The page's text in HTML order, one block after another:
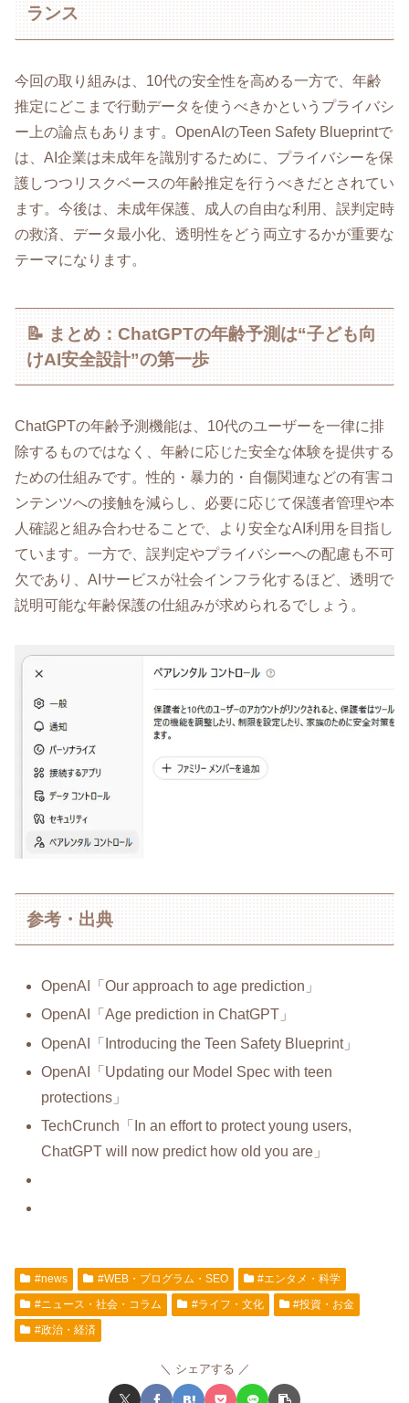
ランス
今回の取り組みは、10代の安全性を高める一方で、年齢
推定にどこまで行動データを使うべきかというプライバシ
ー上の論点もあります。OpenAIのTeen Safety Blueprintで
は、AI企業は未成年を識別するために、プライバシーを保
護しつつリスクベースの年齢推定を行うべきだとされてい
ます。今後は、未成年保護、成人の自由な利用、誤判定時
の救済、データ最小化、透明性をどう両立するかが重要な
テーマになります。
📝 まとめ：ChatGPTの年齢予測は“子ども向
けAI安全設計”の第一歩
ChatGPTの年齢予測機能は、10代のユーザーを一律に排
除するものではなく、年齢に応じた安全な体験を提供する
ための仕組みです。性的・暴力的・自傷関連などの有害コ
ンテンツへの接触を減らし、必要に応じて保護者管理や本
人確認と組み合わせることで、より安全なAI利用を目指し
ています。一方で、誤判定やプライバシーへの配慮も不可
欠であり、AIサービスが社会インフラ化するほど、透明で
説明可能な年齢保護の仕組みが求められるでしょう。
参考・出典
OpenAI「Our approach to age prediction」
OpenAI「Age prediction in ChatGPT」
OpenAI「Introducing the Teen Safety Blueprint」
OpenAI「Updating our Model Spec with teen
protections」
TechCrunch「In an effort to protect young users,
ChatGPT will now predict how old you are」
#news #WEB・プログラム・SEO
#エンタメ・科学
#ニュース・社会・コラム
#ライフ・文化
#投資・お金
#政治・経済
シェアする